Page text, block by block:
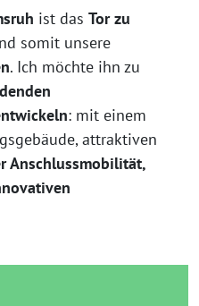
ist das Tor zu
somit unsere
. Ich möchte ihn zu
: mit einem
attraktiven
Anschlussmobilität,